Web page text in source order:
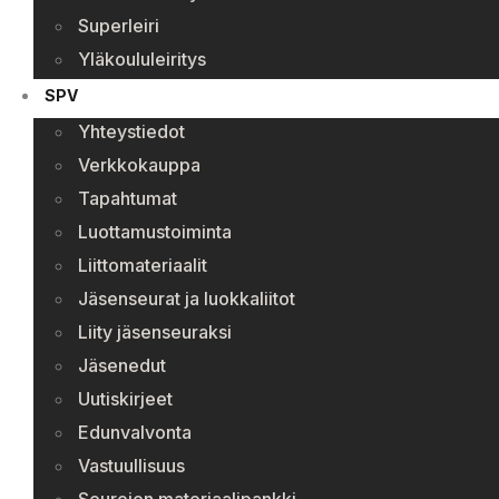
Superleiri
Yläkoululeiritys
SPV
Yhteystiedot
Verkkokauppa
Tapahtumat
Luottamustoiminta
Liittomateriaalit
Jäsenseurat ja luokkaliitot
Liity jäsenseuraksi
Jäsenedut
Uutiskirjeet
Edunvalvonta
Vastuullisuus